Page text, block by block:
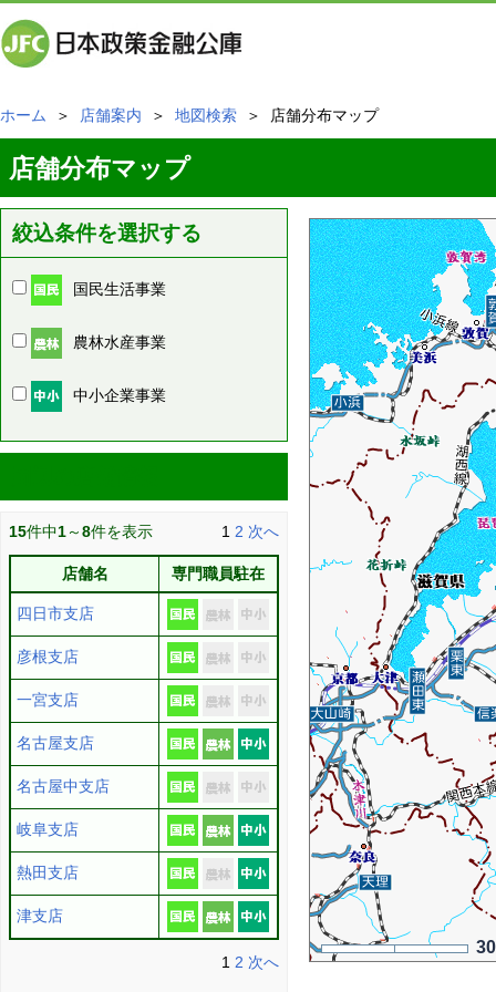
ホーム ＞ 店舗案内 ＞ 地図検索 ＞ 店舗分布マップ
店舗分布マップ
絞込条件を選択する
国民生活事業
農林水産事業
中小企業事業
15件中1～8件を表示 1 2 次へ
店舗名 専門職員駐在
四日市支店
彦根支店
一宮支店
名古屋支店
名古屋中支店
岐阜支店
熱田支店
津支店
1 2 次へ